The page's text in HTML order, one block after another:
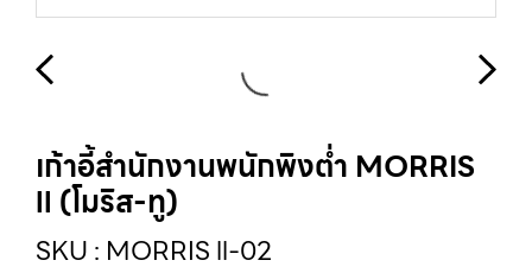
เก้าอี้สำนักงานพนักพิงต่ำ MORRIS
ll (โมริส-ทู)
SKU : MORRIS ll-02